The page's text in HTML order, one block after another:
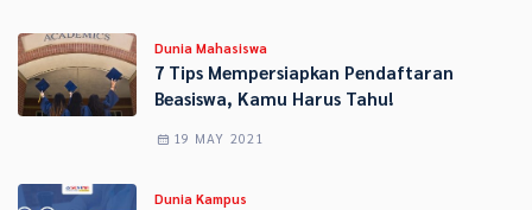
Dunia Mahasiswa
7 Tips Mempersiapkan Pendaftaran
Beasiswa, Kamu Harus Tahu!
19 MAY 2021
Dunia Kampus